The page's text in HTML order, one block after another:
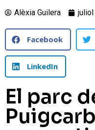
Alèxia Guilera
Facebook
LinkedIn
El parc